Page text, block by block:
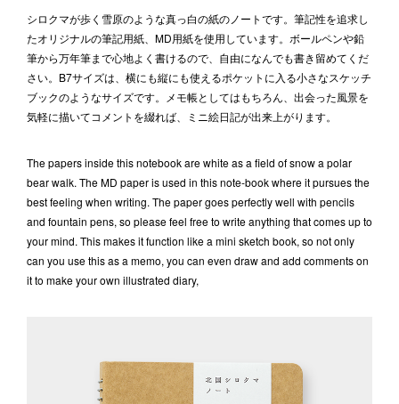
シロクマが歩く雪原のような真っ白の紙のノートです。筆記性を追求し
たオリジナルの筆記用紙、MD用紙を使用しています。ボールペンや鉛
筆から万年筆まで心地よく書けるので、自由になんでも書き留めてくだ
さい。B7サイズは、横にも縦にも使えるポケットに入る小さなスケッチ
ブックのようなサイズです。メモ帳としてはもちろん、出会った風景を
気軽に描いてコメントを綴れば、ミニ絵日記が出来上がります。
The papers inside this notebook are white as a field of snow a polar
bear walk. The MD paper is used in this note-book where it pursues the
best feeling when writing. The paper goes perfectly well with pencils
and fountain pens, so please feel free to write anything that comes up to
your mind. This makes it function like a mini sketch book, so not only
can you use this as a memo, you can even draw and add comments on
it to make your own illustrated diary,